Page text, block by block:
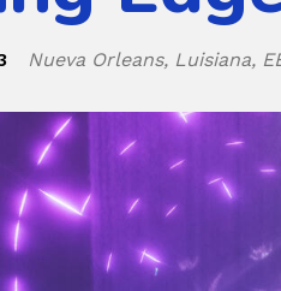
Nueva Orleans, Luisiana,